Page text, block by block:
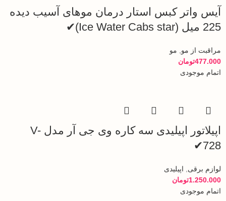
آیس واتر کبس استار درمان موهای آسیب دیده
225 میل (Ice Water Cabs star)✔
مراقبت از مو, مو
477.000تومان
اتمام موجودی
اپیلاتور اپیلیدی سه کاره وی جی آر مدل V-
728✔
لوازم برقی, اپیلیدی
1.250.000تومان
اتمام موجودی